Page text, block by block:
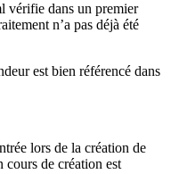
vérifie dans un premier
n’a pas déjà été
est bien référencé dans
lors de la création de
cours de création est